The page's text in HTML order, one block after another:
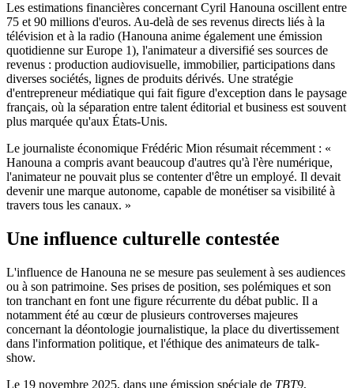
Les estimations financières concernant Cyril Hanouna oscillent entre
75 et 90 millions d'euros. Au-delà de ses revenus directs liés à la
télévision et à la radio (Hanouna anime également une émission
quotidienne sur Europe 1), l'animateur a diversifié ses sources de
revenus : production audiovisuelle, immobilier, participations dans
diverses sociétés, lignes de produits dérivés. Une stratégie
d'entrepreneur médiatique qui fait figure d'exception dans le paysage
français, où la séparation entre talent éditorial et business est souvent
plus marquée qu'aux États-Unis.
Le journaliste économique Frédéric Mion résumait récemment : «
Hanouna a compris avant beaucoup d'autres qu'à l'ère numérique,
l'animateur ne pouvait plus se contenter d'être un employé. Il devait
devenir une marque autonome, capable de monétiser sa visibilité à
travers tous les canaux. »
Une influence culturelle contestée
L'influence de Hanouna ne se mesure pas seulement à ses audiences
ou à son patrimoine. Ses prises de position, ses polémiques et son
ton tranchant en font une figure récurrente du débat public. Il a
notamment été au cœur de plusieurs controverses majeures
concernant la déontologie journalistique, la place du divertissement
dans l'information politique, et l'éthique des animateurs de talk-
show.
Le 19 novembre 2025, dans une émission spéciale de TBT9,